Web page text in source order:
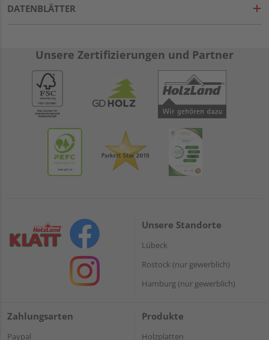
DATENBLÄTTER
Unsere Zertifizierungen und Partner
Unsere Standorte
Lübeck
Rostock (nur gewerblich)
Hamburg (nur gewerblich)
Zahlungsarten
Paypal
Produkte
Holzplatten